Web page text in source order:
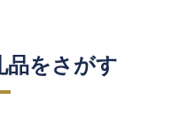
品をさがす